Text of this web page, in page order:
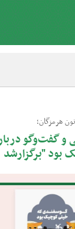
هرمزگان؛
گفت‌وگو
"برگزارشد